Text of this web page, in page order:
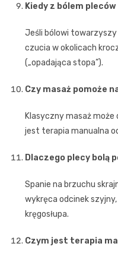
Kiedy z bólem pleców
Jeśli bólowi
czucia w okolicach
(„opadająca stopa”).
Czy masaż pomoże
Klasyczny masaż może
jest terapia manualna
Dlaczego plecy bolą
Spanie na brzuchu
wykręca odcinek
kręgosłupa.
Czym jest terapia